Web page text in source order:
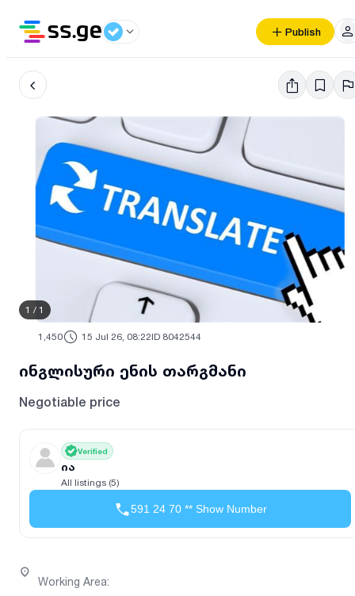
Publish
1 / 1
1,450 15 Jul 26, 08:22ID 8042544
ინგლისური ენის თარგმანი
Negotiable price
Verified
ია
All listings (5)
591 24 70 ** Show Number
Working Area: